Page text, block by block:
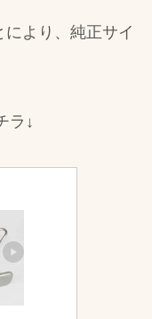
より、純正サイ
ラ↓